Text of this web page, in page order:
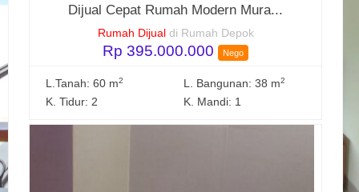
Dijual Cepat Rumah Modern Mura...
Rumah Dijual di Rumah Depok
Rp 395.000.000 Nego
L.Tanah: 60 m2 L. Bangunan: 38 m2
K. Tidur: 2 K. Mandi: 1